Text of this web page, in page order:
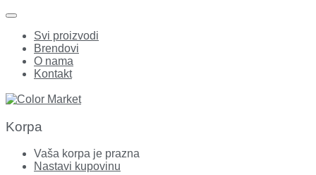
Svi proizvodi
Brendovi
O nama
Kontakt
Korpa
Vaša korpa je prazna
Nastavi kupovinu